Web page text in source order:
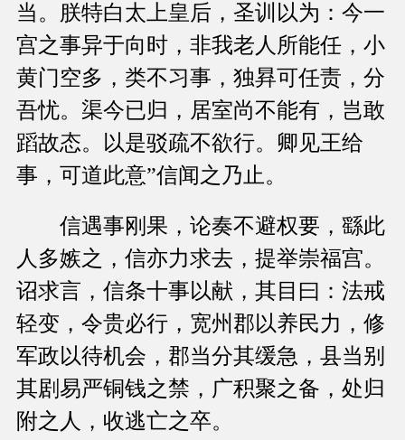
当。朕特白太上皇后，圣训以为：今一
宫之事异于向时，非我老人所能任，小
黄门空多，类不习事，独昪可任责，分
吾忧。渠今已归，居室尚不能有，岂敢
蹈故态。以是驳疏不欲行。卿见王给
事，可道此意”信闻之乃止。
信遇事刚果，论奏不避权要，繇此
人多嫉之，信亦力求去，提举崇福宫。
诏求言，信条十事以献，其目曰：法戒
轻变，令贵必行，宽州郡以养民力，修
军政以待机会，郡当分其缓急，县当别
其剧易严铜钱之禁，广积聚之备，处归
附之人，收逃亡之卒。